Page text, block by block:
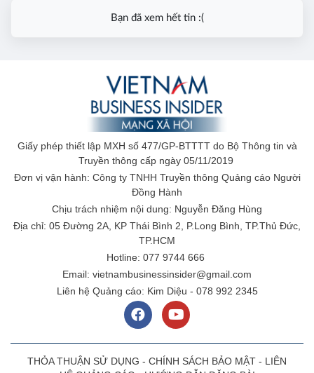
Bạn đã xem hết tin :(
Giấy phép thiết lập MXH số 477/GP-BTTTT do Bộ Thông tin và
Truyền thông cấp ngày 05/11/2019
Đơn vị vận hành: Công ty TNHH Truyền thông Quảng cáo Người
Đồng Hành
Chịu trách nhiệm nội dung: Nguyễn Đăng Hùng
Địa chỉ: 05 Đường 2A, KP Thái Bình 2, P.Long Bình, TP.Thủ Đức,
TP.HCM
Hotline: 077 9744 666
Email: vietnambusinessinsider@gmail.com
Liên hệ Quảng cáo: Kim Diệu - 078 992 2345
THỎA THUẬN SỬ DỤNG - CHÍNH SÁCH BẢO MẬT - LIÊN